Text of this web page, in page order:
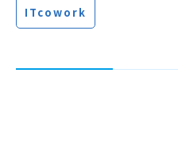
ITcowork